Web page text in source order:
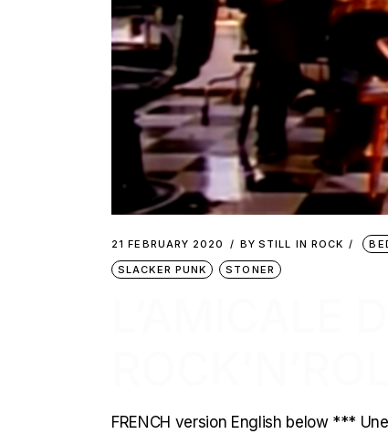
21 FEBRUARY 2020 BY STILL IN ROCK
SLACKER PUNK
STONER
FRENCH version English below ***